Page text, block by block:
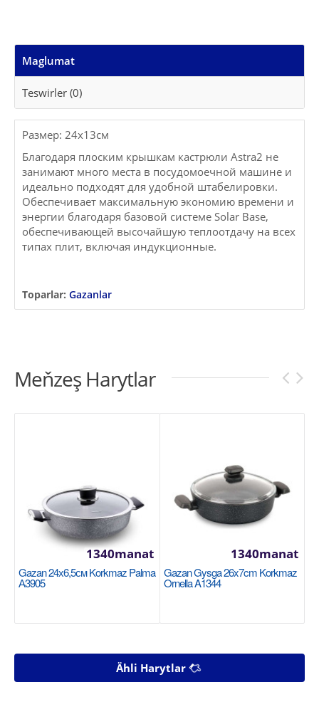
Maglumat
Teswirler (0)
Размер: 24x13см
Благодаря плоским крышкам кастрюли Astra2 не
занимают много места в посудомоечной машине и
идеально подходят для удобной штабелировки.
Обеспечивает максимальную экономию времени и
энергии благодаря базовой системе Solar Base,
обеспечивающей высочайшую теплоотдачу на всех
типах плит, включая индукционные.
Toparlar: Gazanlar
Meňzeş Harytlar
Gazan 24х6,5см Korkmaz Palma
А3905
1340manat
Gazan Gysga 26x7cm Korkmaz
Ornella A1344
1340manat
Ähli Harytlar